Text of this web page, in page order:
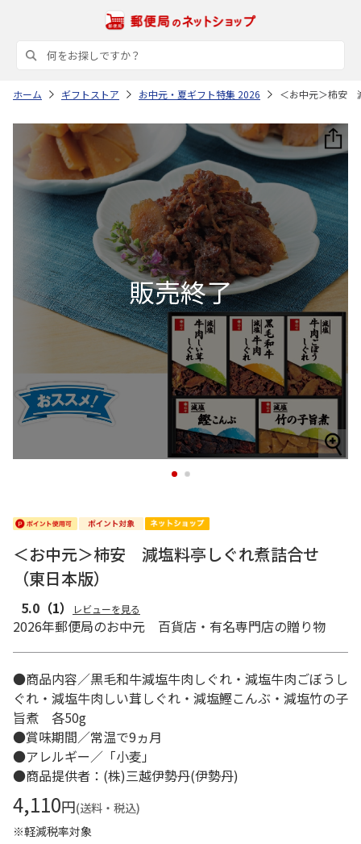
ホーム ギフトストア お中元・夏ギフト特集 2026 ＜お中元＞柿安
1 2
＜お中元＞柿安 減塩料亭しぐれ煮詰合せ
（東日本版）
5.0 （1） レビューを見る
2026年郵便局のお中元 百貨店・有名専門店の贈り物
●商品内容／黒毛和牛減塩牛肉しぐれ・減塩牛肉ごぼうし
ぐれ・減塩牛肉しい茸しぐれ・減塩鰹こんぶ・減塩竹の子
旨煮 各50g
●賞味期間／常温で9ヵ月
●アレルギー／「小麦」
●商品提供者：(株)三越伊勢丹(伊勢丹)
4,110円(送料・税込)
※軽減税率対象